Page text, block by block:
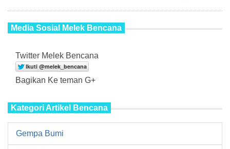
Media Sosial Melek Bencana
Twitter Melek Bencana
Bagikan Ke teman G+
Kategori Artikel Bencana
Gempa Bumi